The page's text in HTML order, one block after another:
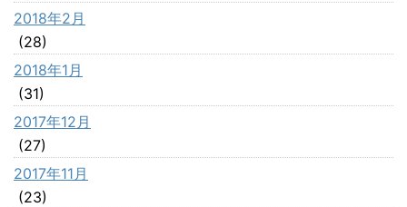
2018年2月
(28)
2018年1月
(31)
2017年12月
(27)
2017年11月
(23)